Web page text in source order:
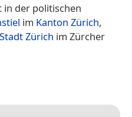
in der politischen
im Kanton Zürich,
Stadt Zürich im Zürcher